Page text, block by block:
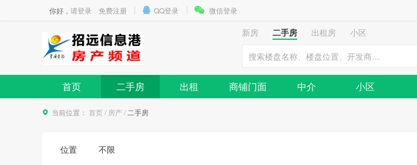
你好， 请登录 免费注册 QQ登录 微信登录
新房 二手房 出租房
小区
首页 二手房 出租 商铺门面 中介 小区
当前位置： 首页 / 房产/ 二手房
位置 不限